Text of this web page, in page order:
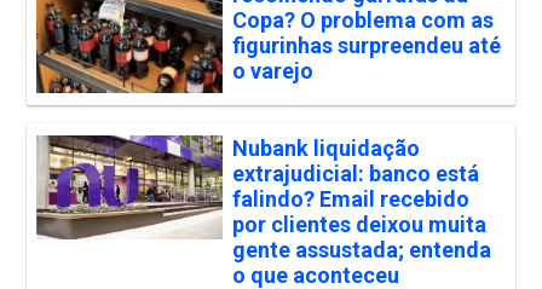
Copa? O problema com as
figurinhas surpreendeu até
o varejo
Nubank liquidação
extrajudicial: banco está
falindo? Email recebido
por clientes deixou muita
gente assustada; entenda
o que aconteceu